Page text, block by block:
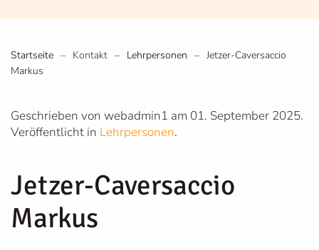
Startseite Kontakt Lehrpersonen
Jetzer-Caversaccio
Markus
Geschrieben von webadmin1 am 01. September 2025.
Veröffentlicht in Lehrpersonen.
Jetzer-Caversaccio
Markus